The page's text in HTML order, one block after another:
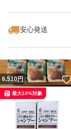
安心発送
6,510円
最大10%対象